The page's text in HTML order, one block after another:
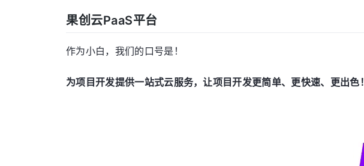
果创云PaaS平台
作为小白，我们的口号是！
为项目开发提供一站式云服务，让项目开发更简单、更快速、更出色！